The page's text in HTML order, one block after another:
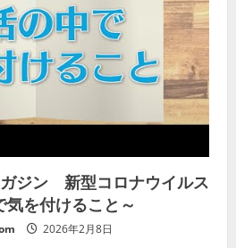
ガジン 新型コロナウイルス
を付けること～
2026年2月8日